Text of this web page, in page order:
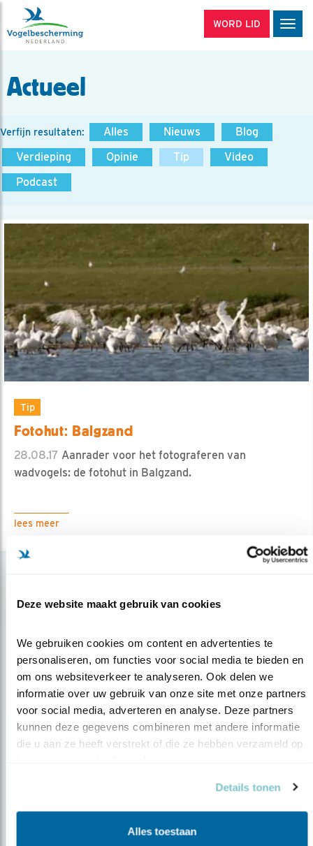
Deze website maakt gebruik van cookies
We gebruiken cookies om content en advertenties te
personaliseren, om functies voor social media te bieden en
om ons websiteverkeer te analyseren. Ook delen we
informatie over uw gebruik van onze site met onze partners
voor social media, adverteren en analyse. Deze partners
kunnen deze gegevens combineren met andere informatie
die u aan ze heeft verstrekt of die ze hebben verzameld op
Details tonen
Alles toestaan
WORD LID
Actueel
Verfijn resultaten: Alles Nieuws
Blog
Verdieping
Opinie Tip
Video
Podcast
Tip
Fotohut: Balgzand
28.08.17 Aanrader voor het fotograferen van
wadvogels: de fotohut in Balgzand.
lees meer
Op de hoogte blijven?
Meld je aan en ontvang nieuws, inspiratie, acties en tips
over vogels en activiteiten van Vogelbescherming.